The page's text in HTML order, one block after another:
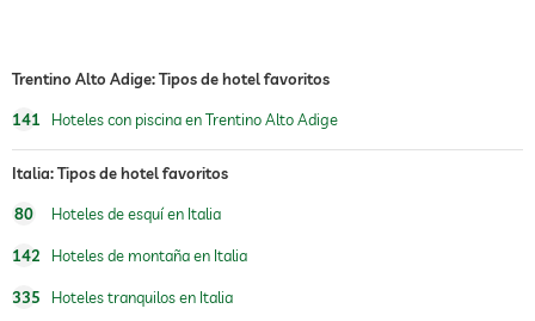
parque infantil al aire libre
masajes para el bienestar
Trentino Alto Adige: Tipos de hotel favoritos
141 Hoteles con piscina en Trentino Alto Adige
Italia: Tipos de hotel favoritos
80 Hoteles de esquí en Italia
142 Hoteles de montaña en Italia
335 Hoteles tranquilos en Italia